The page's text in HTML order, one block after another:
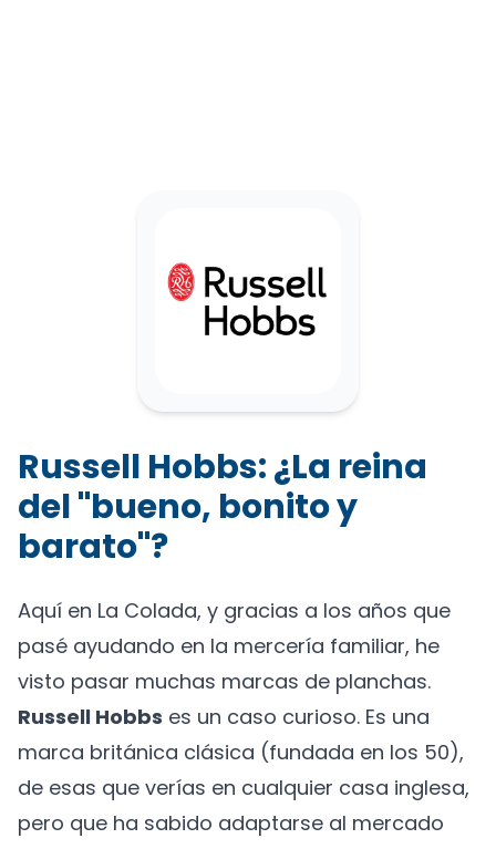
Russell Hobbs: ¿La reina
del "bueno, bonito y
barato"?
Aquí en La Colada, y gracias a los años que
pasé ayudando en la mercería familiar, he
visto pasar muchas marcas de planchas.
Russell Hobbs es un caso curioso. Es una
marca británica clásica (fundada en los 50),
de esas que verías en cualquier casa inglesa,
pero que ha sabido adaptarse al mercado